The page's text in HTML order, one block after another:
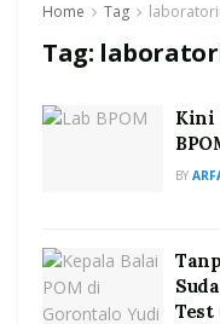
Home Tag
Tag:
Kini
BY
Test